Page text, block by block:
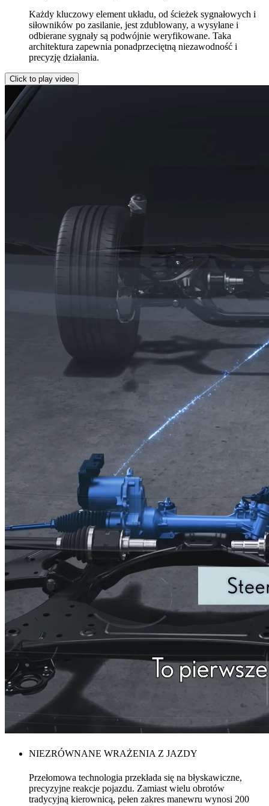
Każdy kluczowy element układu, od ścieżek sygnałowych i
siłowników po zasilanie, jest zdublowany, a wysyłane i
odbierane sygnały są podwójnie weryfikowane. Taka
architektura zapewnia ponadprzeciętną niezawodność i
precyzję działania.
Click to play video
NIEZRÓWNANE WRAŻENIA Z JAZDY
Przełomowa technologia przekłada się na błyskawiczne,
precyzyjne reakcje pojazdu. Zamiast wielu obrotów
tradycyjną kierownicą, pełen zakres manewru wynosi 200